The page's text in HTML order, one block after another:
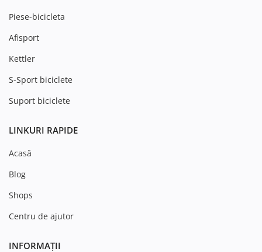
Piese-bicicleta
Afisport
Kettler
S-Sport biciclete
Suport biciclete
LINKURI RAPIDE
Acasă
Blog
Shops
Centru de ajutor
INFORMAȚII